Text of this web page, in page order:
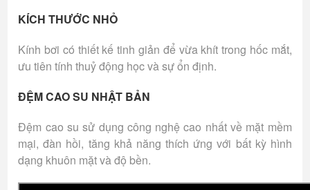
KÍCH THƯỚC NHỎ
Kính bơi có thiết kế tinh giản để vừa khít trong hốc mắt,
ưu tiên tính thuỷ động học và sự ổn định.
ĐỆM CAO SU NHẬT BẢN
Đệm cao su sử dụng công nghệ cao nhất về mặt mềm
mại, đàn hồi, tăng khả năng thích ứng với bất kỳ hình
dạng khuôn mặt và độ bền.